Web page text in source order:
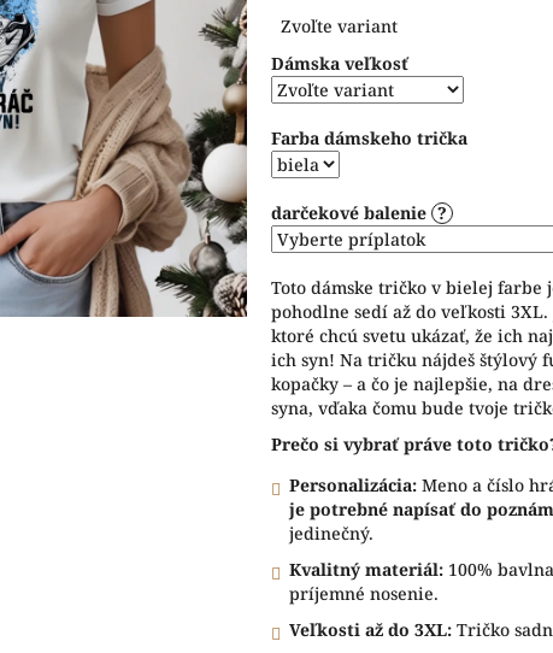
5,0
5
hviezdičiek.
cena:
Zvoľte variant
Dámska veľkosť
Farba dámskeho trička
darčekové balenie ?
Toto dámske tričko v bielej farbe
pohodlne sedí až do veľkosti
ktoré chcú svetu ukázať, že ich
ich syn! Na tričku nájdeš štýlový
kopačky – a čo je najlepšie, na
syna, vďaka čomu bude tvoje
Prečo si vybrať práve toto
Personalizácia: Meno a číslo
je potrebné napísať do
jedinečný.
Kvalitný materiál: 100%
príjemné nosenie.
Veľkosti až do 3XL: Tričko